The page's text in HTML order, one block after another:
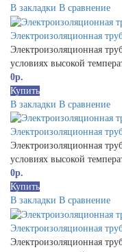
В закладки В сравнение
Электроизоляционная
Электроизоляционная
условиях высокой
0р.
Купить
В закладки В сравнение
Электроизоляционная
Электроизоляционная
условиях высокой
0р.
Купить
В закладки В сравнение
Электроизоляционная
Электроизоляционная